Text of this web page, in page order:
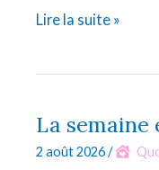
10
#208
Lire la suite »
La semaine
2 août 2026/